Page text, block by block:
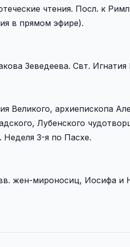
чтения. Посл. к
в прямом эфире).
Зеведеева. Свт. Игнатия
Великого, архиепископа
Лубенского
Неделя 3-я по Пасхе.
жен-мироносиц, Иосифа